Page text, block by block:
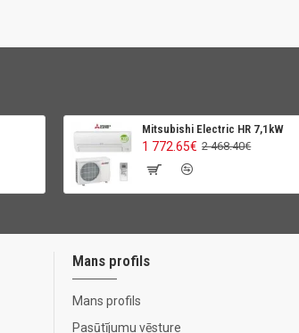
Mitsubishi Electric HR 7,1kW
1 772.65€ 2 468.40€
Mans profils
Mans profils
Pasūtījumu vēsture